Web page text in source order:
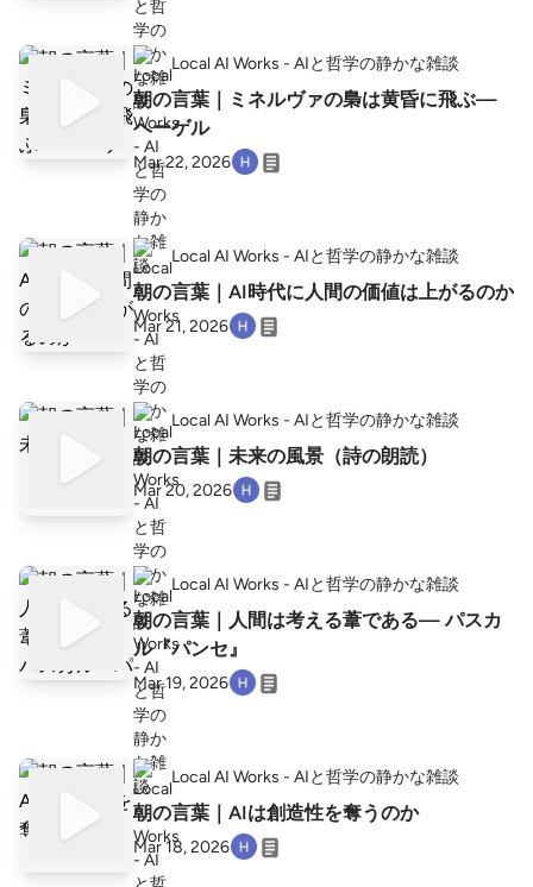
Local AI Works - AIと哲学の静かな雑談
朝の言葉｜ミネルヴァの梟は黄昏に飛ぶ—
ヘーゲル
Mar 22, 2026
Local AI Works - AIと哲学の静かな雑談
朝の言葉｜AI時代に人間の価値は上がるのか
Mar 21, 2026
Local AI Works - AIと哲学の静かな雑談
朝の言葉｜未来の風景（詩の朗読）
Mar 20, 2026
Local AI Works - AIと哲学の静かな雑談
朝の言葉｜人間は考える葦である— パスカ
ル『パンセ』
Mar 19, 2026
Local AI Works - AIと哲学の静かな雑談
朝の言葉｜AIは創造性を奪うのか
Mar 18, 2026